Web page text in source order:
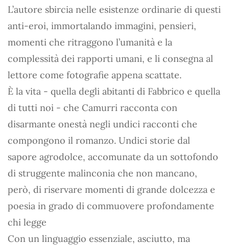
L’autore sbircia nelle esistenze ordinarie di questi
anti-eroi, immortalando immagini, pensieri,
momenti che ritraggono l’umanità e la
complessità dei rapporti umani, e li consegna al
lettore come fotografie appena scattate.
È la vita - quella degli abitanti di Fabbrico e quella
di tutti noi - che Camurri racconta con
disarmante onestà negli undici racconti che
compongono il romanzo. Undici storie dal
sapore agrodolce, accomunate da un sottofondo
di struggente malinconia che non mancano,
però, di riservare momenti di grande dolcezza e
poesia in grado di commuovere profondamente
chi legge
Con un linguaggio essenziale, asciutto, ma